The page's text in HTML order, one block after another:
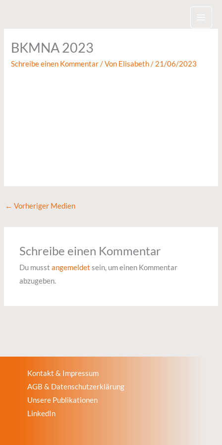
BKMNA 2023
Schreibe einen Kommentar / Von Elisabeth/ 21/06/2023
← Vorheriger Medien
Schreibe einen Kommentar
Du musstangemeldet sein, um einen Kommentar
abzugeben.
Kontakt & Impressum
AGB & Datenschutzerklärung
Unsere Publikationen
LinkedIn